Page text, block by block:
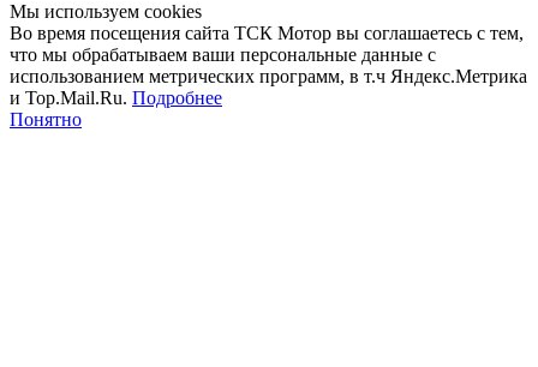
Мы используем cookies
Во время посещения сайта ТСК Мотор вы соглашаетесь с тем,
что мы обрабатываем ваши персональные данные с
использованием метрических программ, в т.ч Яндекс.Метрика
и Top.Mail.Ru. Подробнее
Понятно